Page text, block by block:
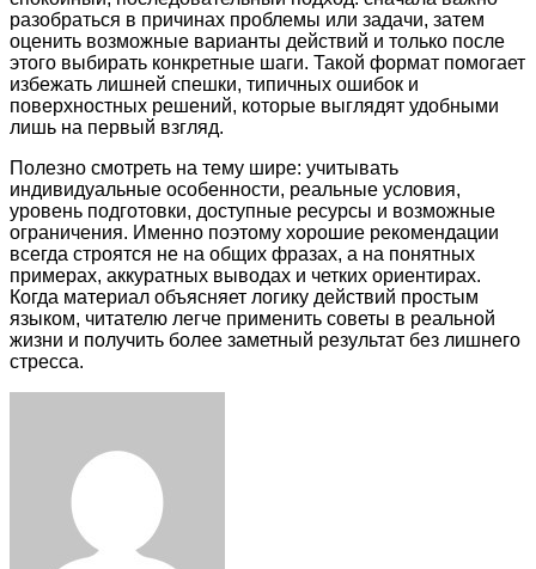
разобраться в причинах проблемы или задачи, затем
оценить возможные варианты действий и только после
этого выбирать конкретные шаги. Такой формат помогает
избежать лишней спешки, типичных ошибок и
поверхностных решений, которые выглядят удобными
лишь на первый взгляд.
Полезно смотреть на тему шире: учитывать
индивидуальные особенности, реальные условия,
уровень подготовки, доступные ресурсы и возможные
ограничения. Именно поэтому хорошие рекомендации
всегда строятся не на общих фразах, а на понятных
примерах, аккуратных выводах и четких ориентирах.
Когда материал объясняет логику действий простым
языком, читателю легче применить советы в реальной
жизни и получить более заметный результат без лишнего
стресса.